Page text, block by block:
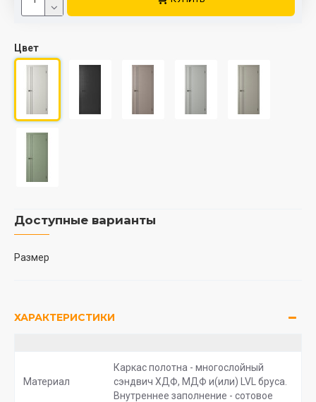
Цвет
Доступные варианты
Размер
ХАРАКТЕРИСТИКИ
Материал
Каркас полотна - многослойный
сэндвич ХДФ, МДФ и(или) LVL бруса.
Внутреннее заполнение - сотовое